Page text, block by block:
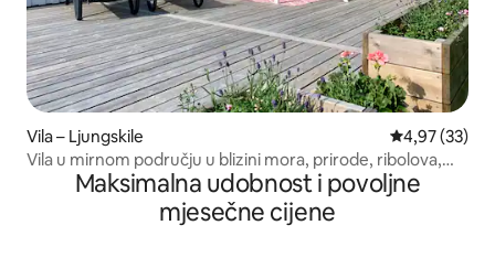
Vila – Ljungskile Prosječna
4,97 (33)
Vila u mirnom području u blizini mora, prirode, ribolova,
Maksimalna udobnost i povoljne
mjesečne cijene